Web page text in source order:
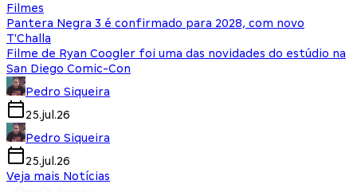
Filmes
Pantera Negra 3 é confirmado para 2028, com novo
T'Challa
Filme de Ryan Coogler foi uma das novidades do estúdio na
San Diego Comic-Con
Pedro Siqueira
25.jul.26
Pedro Siqueira
25.jul.26
Veja mais Notícias